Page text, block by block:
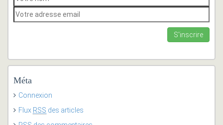
Méta
Connexion
Flux RSS des articles